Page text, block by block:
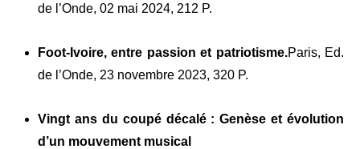
de l’Onde, 02 mai 2024, 212 P.
Foot-Ivoire, entre passion et patriotisme.Paris, Ed.
de l’Onde, 23 novembre 2023, 320 P.
Vingt ans du coupé décalé : Genèse et évolution
d’un mouvement musical